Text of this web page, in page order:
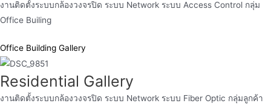
งานติดตั้งระบบกล้องวงจรปิด ระบบ Network ระบบ Access Control กลุ่ม
Office Builing
Office Building Gallery
Residential Gallery
งานติดตั้งระบบกล้องวงจรปิด ระบบ Network ระบบ Fiber Optic กลุ่มลูกค้า